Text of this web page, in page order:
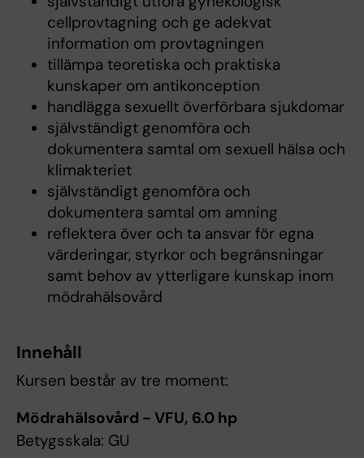
cellprovtagning och ge adekvat
information om provtagningen
tillämpa teoretiska och praktiska
kunskaper om antikonception
handlägga sexuellt överförbara sjukdomar
självständigt genomföra och
dokumentera samtal om sexuell hälsa och
klimakteriet
självständigt genomföra och
dokumentera samtal om amning
reflektera över och ta ansvar för egna
värderingar, styrkor och begränsningar
samt behov av ytterligare kunskap inom
mödrahälsovård
Innehåll
Kursen består av tre moment:
Mödrahälsovård - VFU, 6.0 hp
Betygsskala: GU